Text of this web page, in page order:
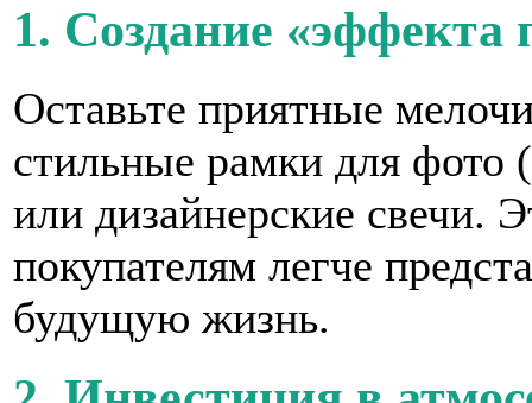
1. Создание «эффекта
Оставьте приятные
стильные рамки для фото
или дизайнерские свечи.
покупателям легче
будущую жизнь.